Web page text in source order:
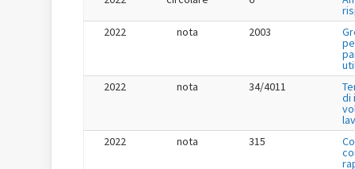
2022
nota 2003
2022
nota 34/4011
di
2022
nota 315